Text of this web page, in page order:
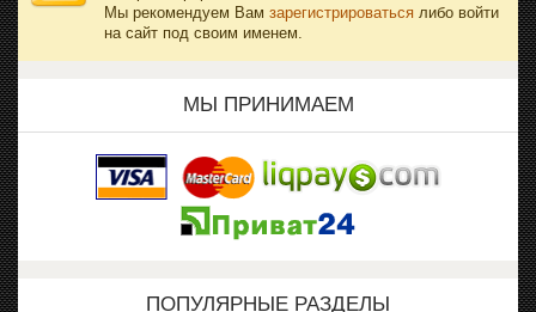
Мы рекомендуем Вам зарегистрироваться либо войти
на сайт под своим именем.
МЫ ПРИНИМАЕМ
ПОПУЛЯРНЫЕ РАЗДЕЛЫ